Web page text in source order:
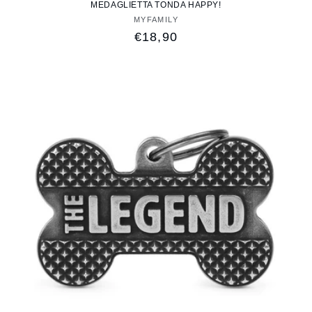
MEDAGLIETTA TONDA HAPPY!
Fornitore:
MYFAMILY
Prezzo
€18,90